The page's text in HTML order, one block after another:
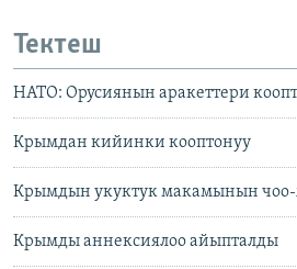
Тектеш
НАТО: Орусиянын аракеттери
Крымдан кийинки кооптонуу
Крымдын укуктук макамынын
Крымды аннексиялоо айыпталды